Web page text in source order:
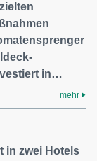
in…
mehr
in zwei Hotels